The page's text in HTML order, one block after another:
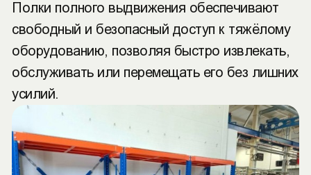
Полки полного выдвижения обеспечивают
свободный и безопасный доступ к тяжёлому
оборудованию, позволяя быстро извлекать,
обслуживать или перемещать его без лишних
усилий.